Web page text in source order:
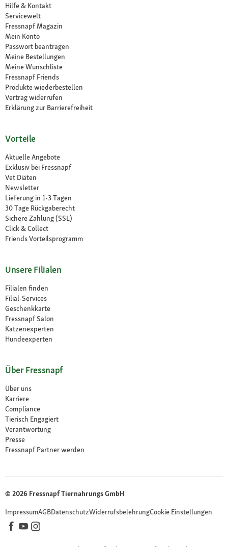
Hilfe & Kontakt
Servicewelt
Fressnapf Magazin
Mein Konto
Passwort beantragen
Meine Bestellungen
Meine Wunschliste
Fressnapf Friends
Produkte wiederbestellen
Vertrag widerrufen
Erklärung zur Barrierefreiheit
Vorteile
Aktuelle Angebote
Exklusiv bei Fressnapf
Vet Diäten
Newsletter
Lieferung in 1-3 Tagen
30 Tage Rückgaberecht
Sichere Zahlung (SSL)
Click & Collect
Friends Vorteilsprogramm
Unsere Filialen
Filialen finden
Filial-Services
Geschenkkarte
Fressnapf Salon
Katzenexperten
Hundeexperten
Über Fressnapf
Über uns
Karriere
Compliance
Tierisch Engagiert
Verantwortung
Presse
Fressnapf Partner werden
© 2026 Fressnapf Tiernahrungs GmbH
ImpressumAGBDatenschutzWiderrufsbelehrungCookie Einstellungen